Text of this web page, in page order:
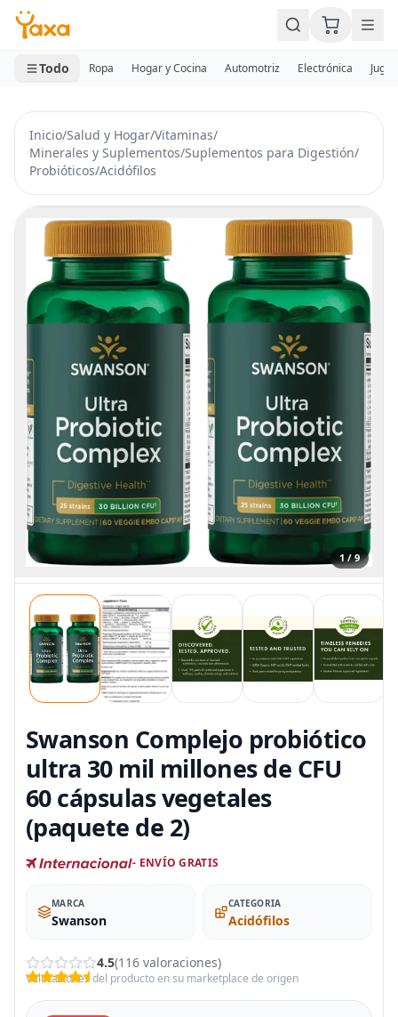
MINI CARRITO
0 productos
Todo Ropa Hogar y Cocina Automotriz Electrónica
Inicio/Salud y Hogar/Vitaminas/
Minerales y Suplementos/Suplementos para Digestión/
Probióticos/Acidófilos
1 / 9
Swanson Complejo probiótico
ultra 30 mil millones de CFU
60 cápsulas vegetales
(paquete de 2)
- ENVÍO GRATIS
MARCA
Swanson
CATEGORIA
Acidófilos
4.5(116 valoraciones)
Valoraciones del producto en su marketplace de origen